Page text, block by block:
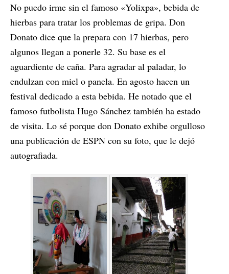
No puedo irme sin el famoso «Yolixpa», bebida de
hierbas para tratar los problemas de gripa. Don
Donato dice que la prepara con 17 hierbas, pero
algunos llegan a ponerle 32. Su base es el
aguardiente de caña. Para agradar al paladar, lo
endulzan con miel o panela. En agosto hacen un
festival dedicado a esta bebida. He notado que el
famoso futbolista Hugo Sánchez también ha estado
de visita. Lo sé porque don Donato exhibe orgulloso
una publicación de ESPN con su foto, que le dejó
autografiada.